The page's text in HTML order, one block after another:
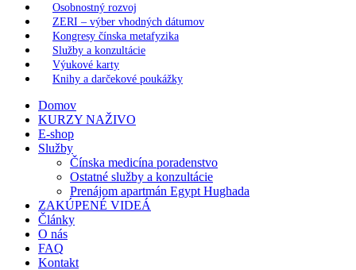
Osobnostný rozvoj
ZERI – výber vhodných dátumov
Kongresy čínska metafyzika
Služby a konzultácie
Výukové karty
Knihy a darčekové poukážky
Domov
KURZY NAŽIVO
E-shop
Služby
Čínska medicína poradenstvo
Ostatné služby a konzultácie
Prenájom apartmán Egypt Hughada
ZAKÚPENÉ VIDEÁ
Články
O nás
FAQ
Kontakt